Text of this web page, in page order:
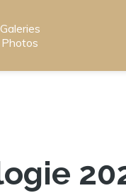
Galeries
Photos